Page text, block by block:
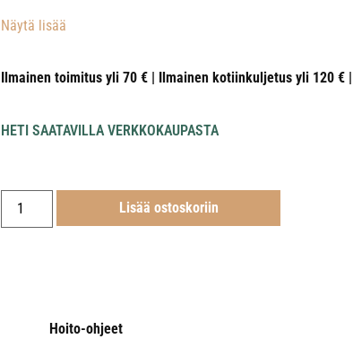
Näytä lisää
Ilmainen toimitus yli 70 € | Ilmainen kotiinkuljetus yli 120 €
HETI SAATAVILLA VERKKOKAUPASTA
Lisää ostoskoriin
Hoito-ohjeet